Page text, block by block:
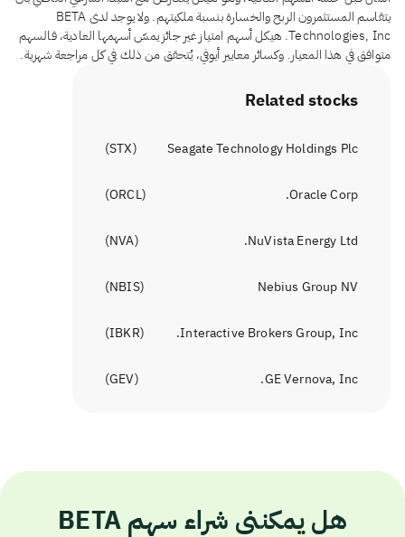
يتقاسم المستثمرون الربح والخسارة بنسبة ملكيتهم. ولا يوجد لدى BETA
Technologies, Inc. هيكل أسهم امتياز غير جائز يمسّ أسهمها العادية، فالسهم
متوافق في هذا المعيار. وكسائر معايير أيوفي، يُتحقق من ذلك في كل مراجعة شهرية.
Related stocks
Seagate Technology Holdings Plc
(
STX
)
Oracle Corp.
(
ORCL
)
NuVista Energy Ltd.
(
NVA
)
Nebius Group NV
(
NBIS
)
Interactive Brokers Group, Inc.
(
IBKR
)
GE Vernova, Inc.
(
GEV
)
هل يمكنني شراء سهم BETA